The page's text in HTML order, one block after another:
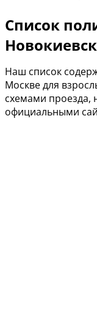
Список
Наш список
Москве для
схемами проезда,
официальными